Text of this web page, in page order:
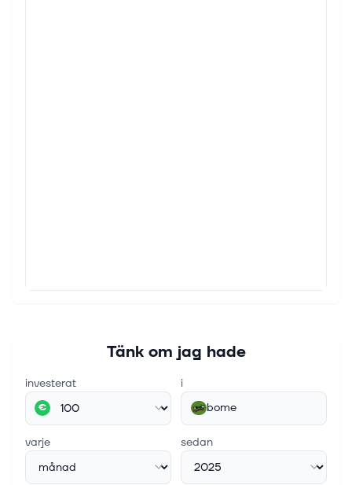
Tänk om jag hade
investerat
€
i
bome
varje sedan